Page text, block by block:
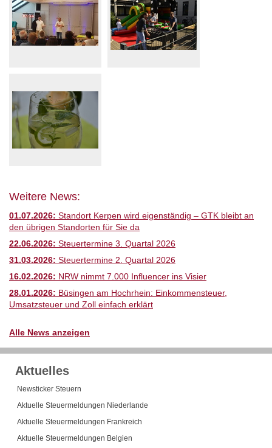
Weitere News:
01.07.2026: Standort Kerpen wird eigenständig – GTK bleibt an
den übrigen Standorten für Sie da
22.06.2026: Steuertermine 3. Quartal 2026
31.03.2026: Steuertermine 2. Quartal 2026
16.02.2026: NRW nimmt 7.000 Influencer ins Visier
28.01.2026: Büsingen am Hochrhein: Einkommensteuer,
Umsatzsteuer und Zoll einfach erklärt
Alle News anzeigen
Aktuelles
Newsticker Steuern
Aktuelle Steuermeldungen Niederlande
Aktuelle Steuermeldungen Frankreich
Aktuelle Steuermeldungen Belgien